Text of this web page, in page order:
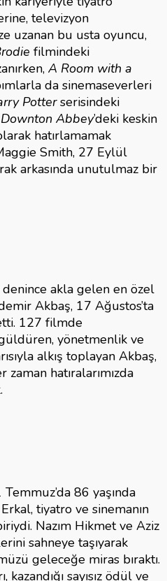
televizyon
uzanan bu usta oyuncu,
filmindeki
A Room with a
da sinemaseverleri
Potterserisindeki
Downton Abbey’deki keskin
hatırlamamak
Smith, 27 Eylül
arkasında unutulmaz bir
denince akla gelen en özel
Akbaş, 17 Ağustos’ta
127 filmde
yönetmenlik ve
alkış toplayan Akbaş,
hatıralarımızda
86 yaşında
tiyatro ve sinemanın
Nazım Hikmet ve Aziz
sahneye taşıyarak
geleceğe miras bıraktı.
sayısız ödül ve